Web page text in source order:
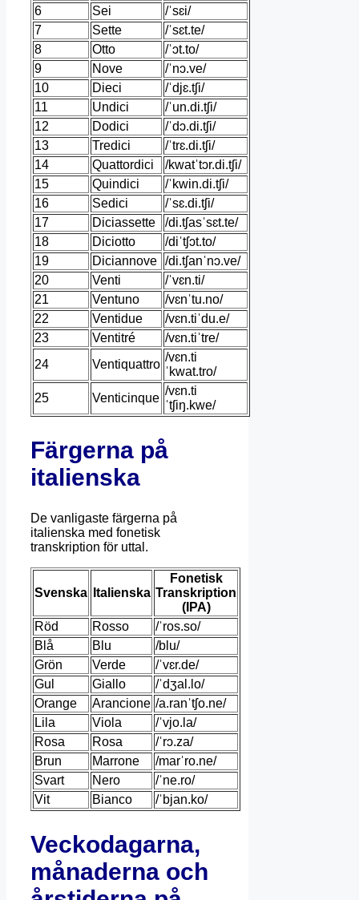
6
Sei
/ˈsɛi/
7
Sette
/ˈsɛt.te/
8
Otto
/ˈɔt.to/
9
Nove
/ˈnɔ.ve/
10
Dieci
/ˈdjɛ.tʃi/
11
Undici
/ˈun.di.tʃi/
12
Dodici
/ˈdɔ.di.tʃi/
13
Tredici
/ˈtrɛ.di.tʃi/
14
Quattordici
/kwatˈtɔr.di.tʃi/
15
Quindici
/ˈkwin.di.tʃi/
16
Sedici
/ˈsɛ.di.tʃi/
17
Diciassette
/di.tʃasˈsɛt.te/
18
Diciotto
/diˈtʃɔt.to/
19
Diciannove /di.tʃanˈnɔ.ve/
20
Venti
/ˈvɛn.ti/
21
Ventuno
/vɛnˈtu.no/
22
Ventidue
/vɛn.tiˈdu.e/
23
Ventitré
/vɛn.tiˈtre/
24
Ventiquattro
/vɛn.ti
ˈkwat.tro/
25
Venticinque
/vɛn.ti
ˈtʃiŋ.kwe/
Färgerna på
italienska
De vanligaste färgerna på
italienska med fonetisk
transkription för uttal.
Svenska Italienska
Fonetisk
Transkription
(IPA)
Röd
Rosso
/ˈros.so/
Blå
Blu
/blu/
Grön
Verde
/ˈvɛr.de/
Gul
Giallo
/ˈdʒal.lo/
Orange
Arancione /a.ranˈtʃo.ne/
Lila
Viola
/ˈvjo.la/
Rosa
Rosa
/ˈrɔ.za/
Brun
Marrone
/marˈro.ne/
Svart
Nero
/ˈne.ro/
Vit
Bianco /ˈbjan.ko/
Veckodagarna,
månaderna och